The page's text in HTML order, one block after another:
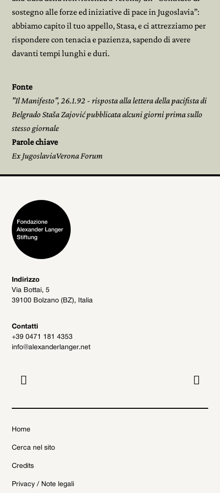
sostegno alle forze ed iniziative di pace in Jugoslavia”:
abbiamo capito il tuo appello, Stasa, e ci attrezziamo per
rispondere con tenacia e pazienza, sapendo di avere
davanti tempi lunghi e duri.
Fonte
"Il Manifesto", 26.1.92 - risposta alla lettera della pacifista di
Belgrado Staša Zajović pubblicata alcuni giorni prima sullo
stesso giornale
Parole chiave
Ex JugoslaviaVerona Forum
Indirizzo
Via Bottai, 5
39100 Bolzano (BZ), Italia
Contatti
+39 0471 181 4353
info@alexanderlanger.net
 
Home
Cerca nel sito
Credits
Privacy / Note legali